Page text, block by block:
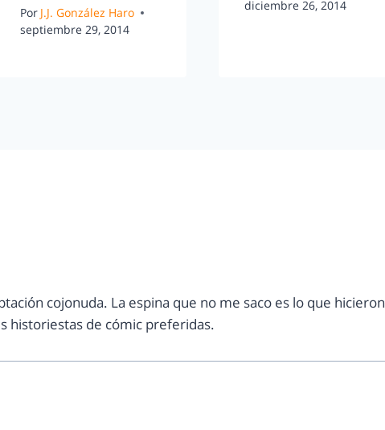
Por J.J. González Haro
septiembre 29, 2014
diciembre 26, 2014
cojonuda. La espina que no me saco es lo que hicieron
historiestas de cómic preferidas.